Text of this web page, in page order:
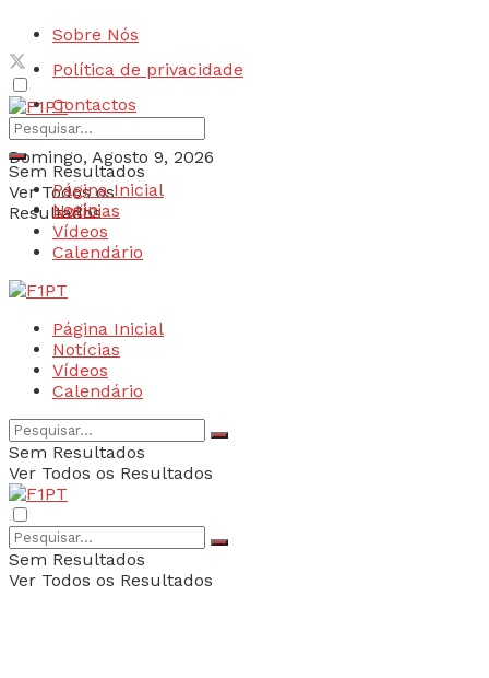
Sobre Nós
Política de privacidade
Contactos
Domingo, Agosto 9, 2026
Login
Sem Resultados
Ver Todos os
Resultados
Página Inicial
Notícias
Vídeos
Calendário
Página Inicial
Notícias
Vídeos
Calendário
Sem Resultados
Ver Todos os Resultados
Sem Resultados
Ver Todos os Resultados